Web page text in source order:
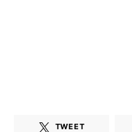
TWEET